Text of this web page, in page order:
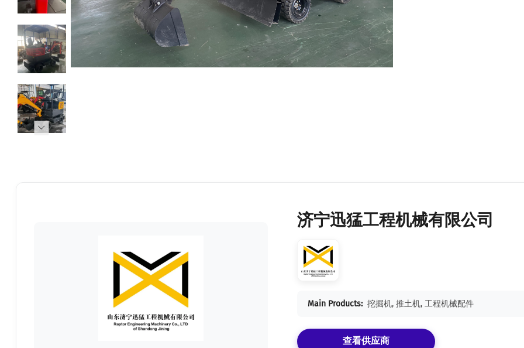
济宁迅猛工程机械有限公司
Main Products: 挖掘机, 推土机, 工程机械配件
查看供应商